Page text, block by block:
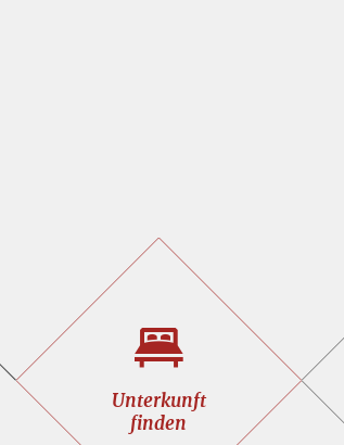
Unterkunft
finden
Unterkunft<br>finden